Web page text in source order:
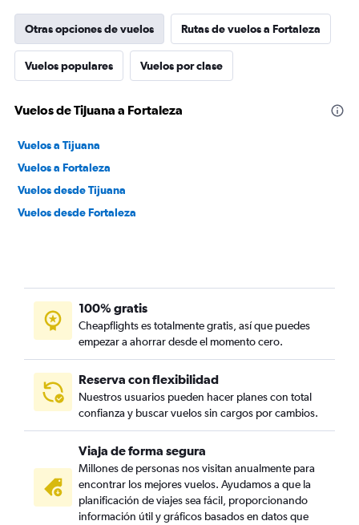
Otras opciones de vuelos Rutas de vuelos a Fortaleza
Vuelos populares Vuelos por clase
Vuelos de Tijuana a Fortaleza
Vuelos a Tijuana
Vuelos a Fortaleza
Vuelos desde Tijuana
Vuelos desde Fortaleza
100% gratis
Cheapflights es totalmente gratis, así que puedes
empezar a ahorrar desde el momento cero.
Reserva con flexibilidad
Nuestros usuarios pueden hacer planes con total
confianza y buscar vuelos sin cargos por cambios.
Viaja de forma segura
Millones de personas nos visitan anualmente para
encontrar los mejores vuelos. Ayudamos a que la
planificación de viajes sea fácil, proporcionando
información útil y gráficos basados en datos que